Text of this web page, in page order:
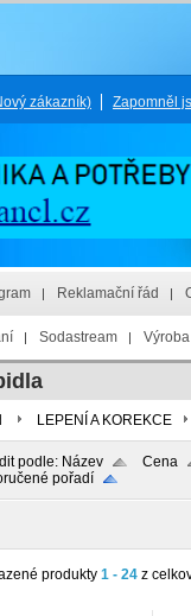
zákazník) Zapomněl
Reklamační řád
Sodastream
LEPENÍ A KOREKCE
podle: Název
Cena
pořadí
produkty 1 - 24 z